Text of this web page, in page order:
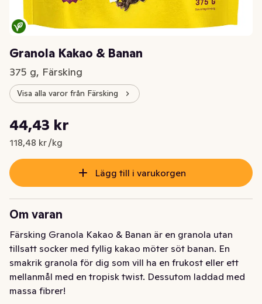
Granola Kakao & Banan
375 g, Färsking
Visa alla varor från Färsking
Nuvarande pris är: 44,43 kr
44,43 kr
118,48 kr /kg
Styckpris: 118,48 kr /kg
Lägg till i varukorgen
Om varan
Färsking Granola Kakao & Banan är en granola utan
tillsatt socker med fyllig kakao möter söt banan. En
smakrik granola för dig som vill ha en frukost eller ett
mellanmål med en tropisk twist. Dessutom laddad med
massa fibrer!